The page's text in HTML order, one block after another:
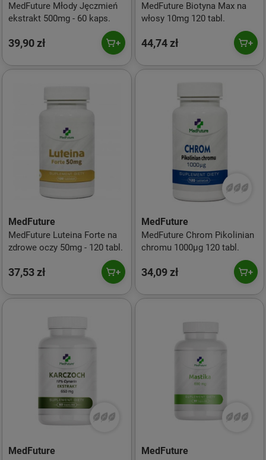
MedFuture Młody Jęczmień
ekstrakt 500mg - 60 kaps.
39,90 zł
MedFuture Biotyna Max na
włosy 10mg 120 tabl.
44,74 zł
MedFuture
MedFuture Luteina Forte na
zdrowe oczy 50mg - 120 tabl.
37,53 zł
MedFuture
MedFuture Chrom Pikolinian
chromu 1000µg 120 tabl.
34,09 zł
MedFuture MedFuture